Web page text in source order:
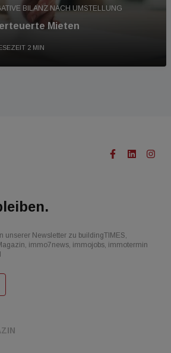
BILANZ NACH UMSTELLUNG
Mieten
2 MIN
unserer Newsletter zu buildingTIMES,
immo7news, immojobs, immotermin